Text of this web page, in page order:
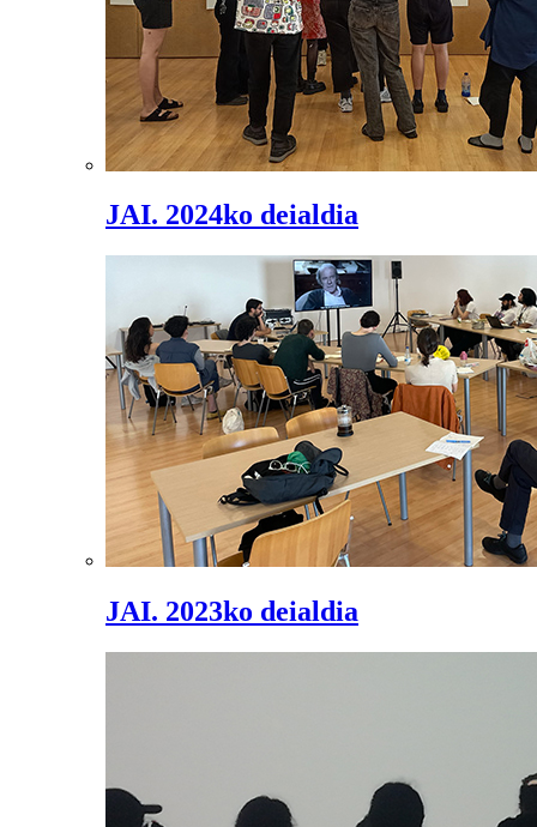
JAI. 2024ko deialdia
JAI. 2023ko deialdia